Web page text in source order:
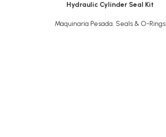
Hydraulic Cylinder Seal Kit
Maquinaria Pesada, Seals & O-Rings